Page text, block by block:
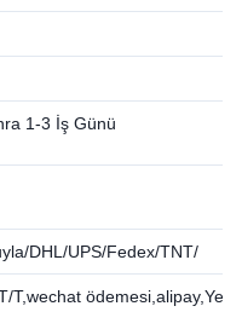
1-3 İş Günü
DHL/UPS/Fedex/TNT/
T,wechat ödemesi,alipay,Yerel